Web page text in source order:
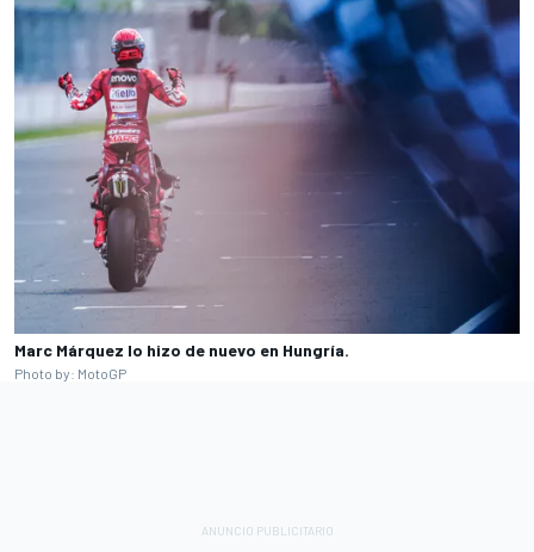
Marc Márquez lo hizo de nuevo en Hungría.
Photo by: MotoGP